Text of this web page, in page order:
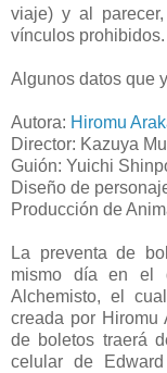
viaje) y al
vínculos prohibidos.
Algunos datos que
Autora: Hiromu
Director: Kazuya
Guión: Yuichi
Diseño de
Producción de
La preventa de
mismo día en el
Alchemisto, el
creada por Hiromu
de boletos traerá
celular de